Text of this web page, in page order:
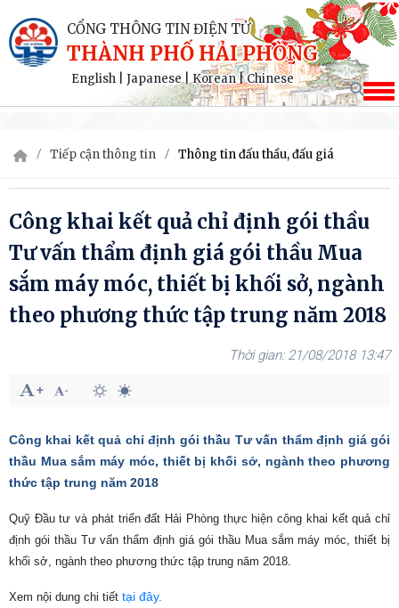
CỔNG THÔNG TIN ĐIỆN TỬ
THÀNH PHỐ HẢI PHÒNG
English Japanese|Korean|Chinese
Tiếp cận thông tin Thông tin đấu thầu, đấu giá
Công khai kết quả chỉ định gói thầu
Tư vấn thẩm định giá gói thầu Mua
sắm máy móc, thiết bị khối sở, ngành
theo phương thức tập trung năm 2018
21/08/2018 13:47
Công khai kết quả chỉ định gói thầu Tư vấn thẩm định giá gói
thầu Mua sắm máy móc, thiết bị khối sở, ngành theo phương
thức tập trung năm 2018
Quỹ Đầu tư và phát triển đất Hải Phòng thực hiện công khai kết quả chỉ
định gói thầu Tư vấn thẩm định giá gói thầu Mua sắm máy móc, thiết bị
khối sở, ngành theo phương thức tập trung năm 2018.
Xem nội dung chi tiết tại đây.